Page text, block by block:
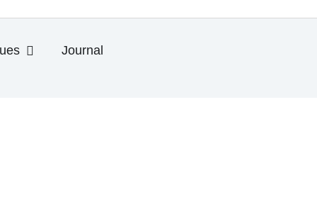
Ouvrir Informations pratiques
Journal